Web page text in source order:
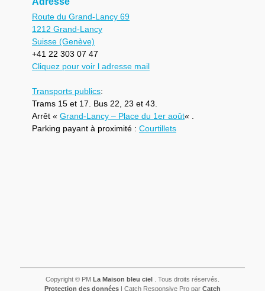
Route du Grand-Lancy 69
1212 Grand-Lancy
Suisse (Genève)
+41 22 303 07 47
Cliquez pour voir l adresse mail
Transports publics:
Trams 15 et 17. Bus 22, 23 et 43.
Arrêt « Grand-Lancy – Place du 1er août« .
Parking payant à proximité : Courtillets
Copyright © PM La Maison bleu ciel
. Tous droits réservés.
Protection des données | Catch Responsive Pro par Catch